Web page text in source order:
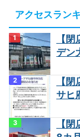
アクセスラン
【
デン
【
サヒ
【